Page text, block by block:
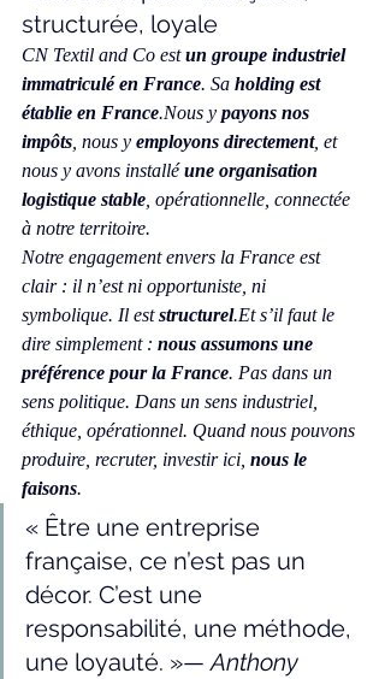
structurée, loyale
CN Textil and Co est un groupe industriel
immatriculé en France. Sa holding est
établie en France.Nous y payons nos
impôts , nous y employons directement, et
nous y avons installé une organisation
logistique stable , opérationnelle, connectée
à notre territoire.
Notre engagement envers la France est
clair : il n’est ni opportuniste, ni
symbolique. Il est structurel.Et s’il faut le
dire simplement : nous assumons une
préférence pour la France. Pas dans un
sens politique. Dans un sens industriel,
éthique, opérationnel. Quand nous pouvons
produire, recruter, investir ici, nous le
faisons.
« Être une entreprise
française, ce n’est pas un
décor. C’est une
responsabilité, une méthode,
une loyauté. »— Anthony